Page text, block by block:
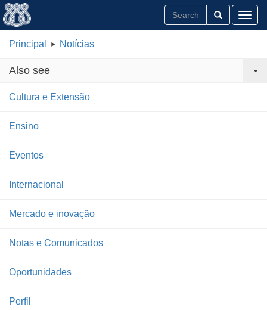
Principal Notícias
Also see
Cultura e Extensão
Ensino
Eventos
Internacional
Mercado e inovação
Notas e Comunicados
Oportunidades
Perfil